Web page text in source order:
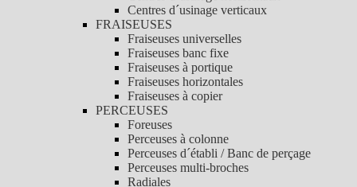
Centres d´usinage verticaux
FRAISEUSES
Fraiseuses universelles
Fraiseuses banc fixe
Fraiseuses à portique
Fraiseuses horizontales
Fraiseuses à copier
PERCEUSES
Foreuses
Perceuses à colonne
Perceuses d´établi / Banc de perçage
Perceuses multi-broches
Radiales